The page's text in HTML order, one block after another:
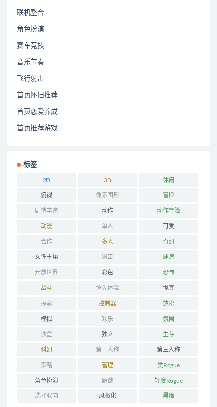
联机整合
角色扮演
赛车竞技
音乐节奏
飞行射击
首页怀旧推荐
首页恋爱养成
首页推荐游戏
标签
2D 3D 休闲
俯视 像素图形 冒险
剧情丰富 动作 动作冒险
动漫 单人 可爱
合作 多人 奇幻
女性主角 射击 建造
开放世界 彩色 恐怖
战斗 抢先体验 拟真
探索 控制器 放松
模拟 欢乐 氛围
沙盒 独立 生存
科幻 第一人称 第三人称
策略 管理 类Rogue
角色扮演 解谜 轻度Rogue
选择取向 风格化 黑暗